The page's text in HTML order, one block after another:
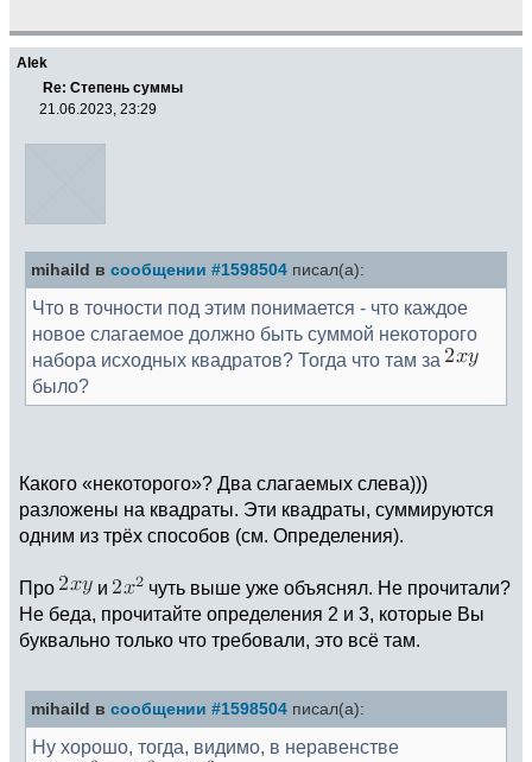
Alek
Re: Степень суммы
21.06.2023, 23:29
mihaild в сообщении #1598504 писал(а):
Что в точности под этим понимается - что каждое
новое слагаемое должно быть суммой некоторого
набора исходных квадратов? Тогда что там за
было?
Какого «некоторого»? Два слагаемых слева)))
разложены на квадраты. Эти квадраты, суммируются
одним из трёх способов (см. Определения).
Про и
чуть выше уже объяснял. Не прочитали?
Не беда, прочитайте определения 2 и 3, которые Вы
буквально только что требовали, это всё там.
mihaild в сообщении #1598504 писал(а):
Ну хорошо, тогда, видимо, в неравенстве